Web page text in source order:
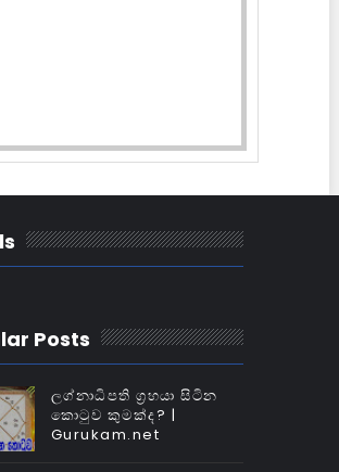
Posts
ලග්නාධිපති ග්‍රහයා සිටින
කොටුව කුමක්‌ද? |
Gurukam.net